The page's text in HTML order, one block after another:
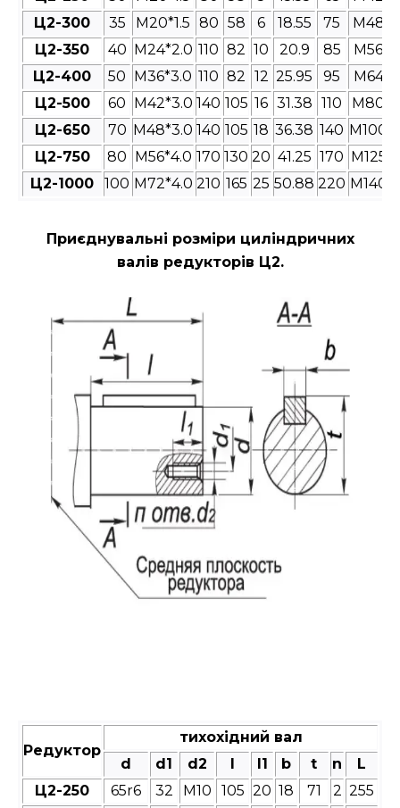
Ц2-300
35 M20*1.5 80 58 6 18.55 75
Ц2-350
40 M24*2.0 110 82 10 20.9 85
Ц2-400
50 M36*3.0 110 82 12 25.95 95
Ц2-500
60 M42*3.0 140 105 16 31.38 110
Ц2-650
70 M48*3.0 140 105 18 36.38 140
Ц2-750
80 M56*4.0 170 130 20 41.25 170
Ц2-1000
100 M72*4.0 210 165 25 50.88 220
Приєднувальні розміри циліндричних
валів редукторів Ц2.
Редуктор
тихохідний вал
d
d1 d2 l1 b t n
L
Ц2-250
65r6 32 М10 105 20 18 71 2 255